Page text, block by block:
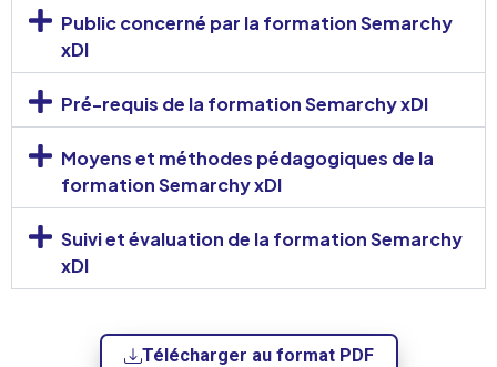
Public concerné par la formation Semarchy
xDI
Pré-requis de la formation Semarchy xDI
Moyens et méthodes pédagogiques de la
formation Semarchy xDI
Suivi et évaluation de la formation Semarchy
xDI
Télécharger au format PDF